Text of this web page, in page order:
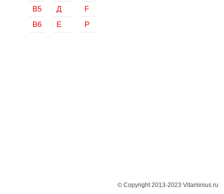
В5
В6
Д
Е
F
Р
© Copyright 2013-2023 Vitaminius.ru